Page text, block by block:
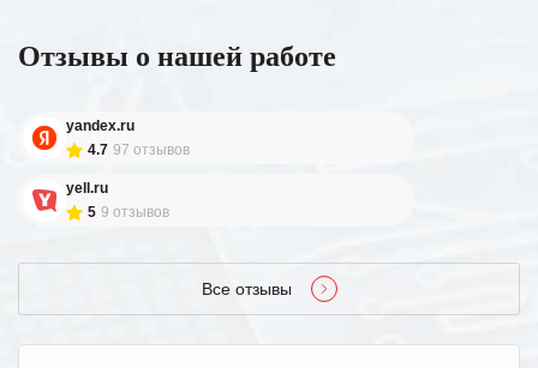
Отзывы о нашей работе
yandex.ru
4.7 97 отзывов
yell.ru
5 9 отзывов
Все отзывы